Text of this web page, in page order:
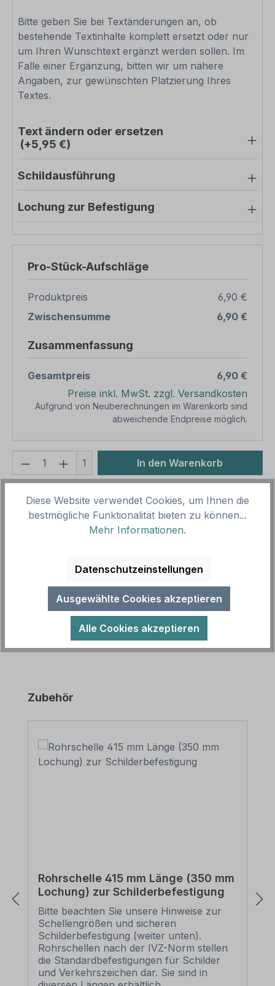
Bitte geben Sie bei Textänderungen an, ob
bestehende Textinhalte komplett ersetzt oder nur
um Ihren Wunschtext ergänzt werden sollen. Im
Falle einer Ergänzung, bitten wir um nähere
Angaben, zur gewünschten Platzierung Ihres
Textes.
Text ändern oder ersetzen
(+5,95 €)
Schildausführung
Lochung zur Befestigung
Pro-Stück-Aufschläge
Produktpreis
6,90 €
Zwischensumme
6,90 €
Zusammenfassung
Gesamtpreis
6,90 €
Preise inkl. MwSt. zzgl. Versandkosten
Aufgrund von Neuberechnungen im Warenkorb sind
abweichende Endpreise möglich.
Produkt Anzahl: Gib den
1 In den Warenkorb
Vorlagenummer:
VBT-69-K
Verbotsschild Rauchen auf dem Spielplatz verboten
- Kombi nach ISO 7010 und ASR A 1.3 (2013) als
Kombinationsschild mit Zusa…Mehr
Produktgalerie überspringen
Zubehör
Rohrschelle 415 mm Länge (350 mm
Lochung) zur Schilderbefestigung
Bitte beachten Sie unsere Hinweise zur
Schellengrößen und sicheren
Schilderbefestigung (weiter unten).
Rohrschellen nach der IVZ-Norm stellen
die Standardbefestigungen für Schilder
und Verkehrszeichen dar. Sie sind in
Diese Website verwendet Cookies, um Ihnen die
bestmögliche Funktionalität bieten zu können...
Mehr Informationen.
Datenschutzeinstellungen
Ausgewählte Cookies akzeptieren
Alle Cookies akzeptieren